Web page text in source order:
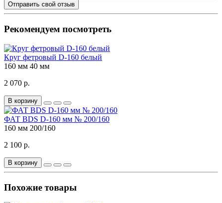
Отправить свой отзыв
Рекомендуем посмотреть
Круг фетровый D-160 белый
160 мм 40 мм
2 070 р.
В корзину
ФАТ BDS D-160 мм № 200/160
160 мм 200/160
2 100 р.
В корзину
Похожие товары